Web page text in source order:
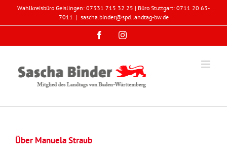
Wahlkreisbüro Geislingen: 07331 715 32 25 | Büro Stuttgart: 0711 20 63-
7011 | sascha.binder@spd.landtag-bw.de
FacebookInstagram
Über Manuela Straub